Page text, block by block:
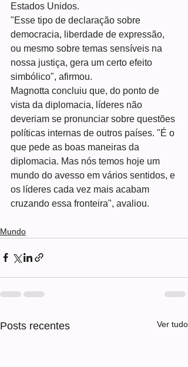
Estados Unidos.
"Esse tipo de declaração sobre
democracia, liberdade de expressão,
ou mesmo sobre temas sensíveis na
nossa justiça, gera um certo efeito
simbólico", afirmou.
Magnotta concluiu que, do ponto de
vista da diplomacia, líderes não
deveriam se pronunciar sobre questões
políticas internas de outros países. "É o
que pede as boas maneiras da
diplomacia. Mas nós temos hoje um
mundo do avesso em vários sentidos, e
os líderes cada vez mais acabam
cruzando essa fronteira", avaliou.
Mundo
Posts recentes Ver tudo